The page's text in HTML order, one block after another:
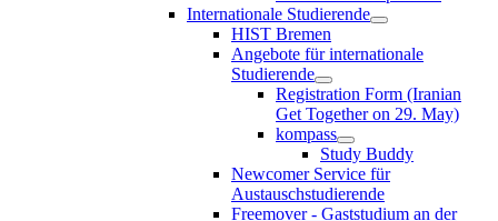
Internationale Studierende
HIST Bremen
Angebote für internationale
Studierende
Registration Form (Iranian
Get Together on 29. May)
kompass
Study Buddy
Newcomer Service für
Austauschstudierende
Freemover - Gaststudium an der